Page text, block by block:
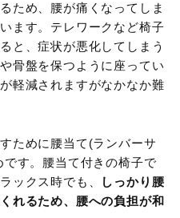
ため、腰が痛くなってしま
ます。テレワークなど椅子
と、症状が悪化してしまう
骨盤を保つように座ってい
軽減されますがなかなか難
ために腰当て(ランバーサ
す。腰当て付きの椅子で
ックス時でも、
しっかり腰
れるため、腰への負担が和